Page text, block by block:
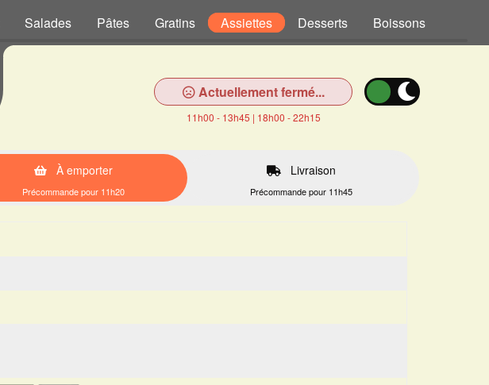
Salades Pâtes Gratins Assiettes Desserts Boissons
Actuellement fermé...
11h00 - 13h45 | 18h00 - 22h15
À emporter
Précommande pour 11h20
Livraison
Précommande pour 11h45